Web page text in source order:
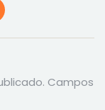
Campos